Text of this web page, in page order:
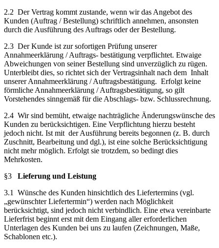
2.2 Der Vertrag kommt zustande, wenn wir das Angebot des
Kunden (Auftrag / Bestellung) schriftlich annehmen, ansonsten
durch die Ausführung des Auftrags oder der Bestellung.
2.3 Der Kunde ist zur sofortigen Prüfung unserer
Annahmeerklärung / Auftrags- bestätigung verpflichtet. Etwaige
Abweichungen von seiner Bestellung sind unverzüglich zu rügen.
Unterbleibt dies, so richtet sich der Vertragsinhalt nach dem Inhalt
unserer Annahmeerklärung / Auftragsbestätigung. Erfolgt keine
förmliche Annahmeerklärung / Auftragsbestätigung, so gilt
Vorstehendes sinngemäß für die Abschlags- bzw. Schlussrechnung.
2.4 Wir sind bemüht, etwaige nachträgliche Änderungswünsche des
Kunden zu berücksichtigen. Eine Verpflichtung hierzu besteht
jedoch nicht. Ist mit der Ausführung bereits begonnen (z. B. durch
Zuschnitt, Bearbeitung und dgl.), ist eine solche Berücksichtigung
nicht mehr möglich. Erfolgt sie trotzdem, so bedingt dies
Mehrkosten.
§3 Lieferung und Leistung
3.1 Wünsche des Kunden hinsichtlich des Liefertermins (vgl.
„gewünschter Liefertermin“) werden nach Möglichkeit
berücksichtigt, sind jedoch nicht verbindlich. Eine etwa vereinbarte
Lieferfrist beginnt erst mit dem Eingang aller erforderlichen
Unterlagen des Kunden bei uns zu laufen (Zeichnungen, Maße,
Schablonen etc.).